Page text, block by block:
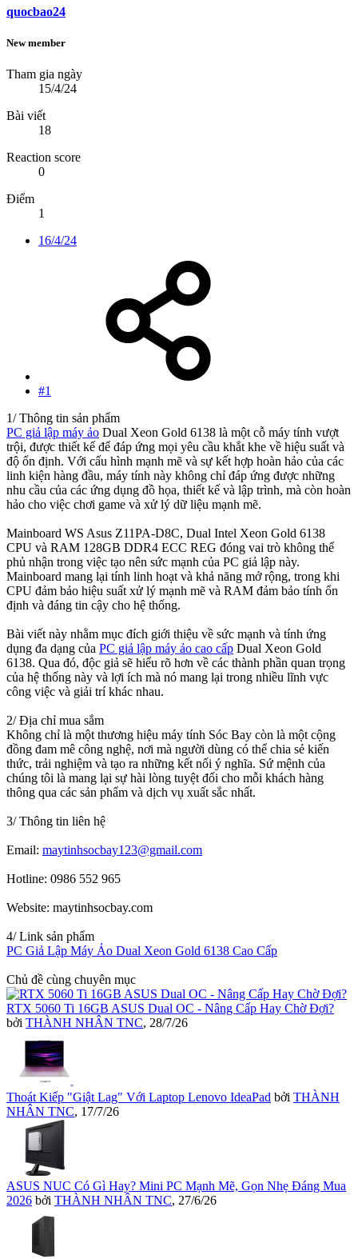
quocbao24
New member
Tham gia ngày
15/4/24
Bài viết
18
Reaction score
0
Điểm
1
16/4/24
#1
1/ Thông tin sản phẩm
PC giả lập máy ảo Dual Xeon Gold 6138 là một cỗ máy tính vượt
trội, được thiết kế để đáp ứng mọi yêu cầu khắt khe về hiệu suất và
độ ổn định. Với cấu hình mạnh mẽ và sự kết hợp hoàn hảo của các
linh kiện hàng đầu, máy tính này không chỉ đáp ứng được những
nhu cầu của các ứng dụng đồ họa, thiết kế và lập trình, mà còn hoàn
hảo cho việc chơi game và xử lý dữ liệu mạnh mẽ.
Mainboard WS Asus Z11PA-D8C, Dual Intel Xeon Gold 6138
CPU và RAM 128GB DDR4 ECC REG đóng vai trò không thể
phủ nhận trong việc tạo nên sức mạnh của PC giả lập này.
Mainboard mang lại tính linh hoạt và khả năng mở rộng, trong khi
CPU đảm bảo hiệu suất xử lý mạnh mẽ và RAM đảm bảo tính ổn
định và đáng tin cậy cho hệ thống.
Bài viết này nhằm mục đích giới thiệu về sức mạnh và tính ứng
dụng đa dạng của PC giả lập máy ảo cao cấp Dual Xeon Gold
6138. Qua đó, độc giả sẽ hiểu rõ hơn về các thành phần quan trọng
của hệ thống này và lợi ích mà nó mang lại trong nhiều lĩnh vực
công việc và giải trí khác nhau.
2/ Địa chỉ mua sắm
Không chỉ là một thương hiệu máy tính Sóc Bay còn là một cộng
đồng đam mê công nghệ, nơi mà người dùng có thể chia sẻ kiến
thức, trải nghiệm và tạo ra những kết nối ý nghĩa. Sứ mệnh của
chúng tôi là mang lại sự hài lòng tuyệt đối cho mỗi khách hàng
thông qua các sản phẩm và dịch vụ xuất sắc nhất.
3/ Thông tin liên hệ
Email: maytinhsocbay123@gmail.com
Hotline: 0986 552 965
Website: maytinhsocbay.com
4/ Link sản phẩm
PC Giả Lập Máy Ảo Dual Xeon Gold 6138 Cao Cấp
Chủ đề cùng chuyên mục
RTX 5060 Ti 16GB ASUS Dual OC - Nâng Cấp Hay Chờ Đợi?
bởi THÀNH NHÂN TNC, 28/7/26
Thoát Kiếp "Giật Lag" Với Laptop Lenovo IdeaPad bởi THÀNH
NHÂN TNC, 17/7/26
ASUS NUC Có Gì Hay? Mini PC Mạnh Mẽ, Gọn Nhẹ Đáng Mua
2026 bởi THÀNH NHÂN TNC, 27/6/26